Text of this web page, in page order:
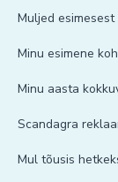
Muljed
Minu esimene
Minu aasta
Scandagra
Mul tõusis